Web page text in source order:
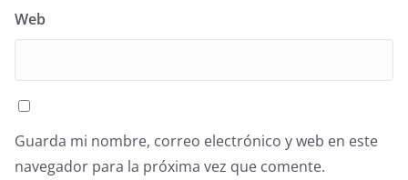
Web
Guarda mi nombre, correo electrónico y web en este
navegador para la próxima vez que comente.